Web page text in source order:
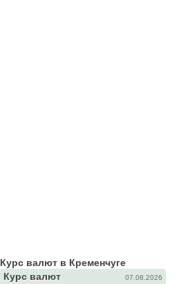
Курс валют в Кременчуге